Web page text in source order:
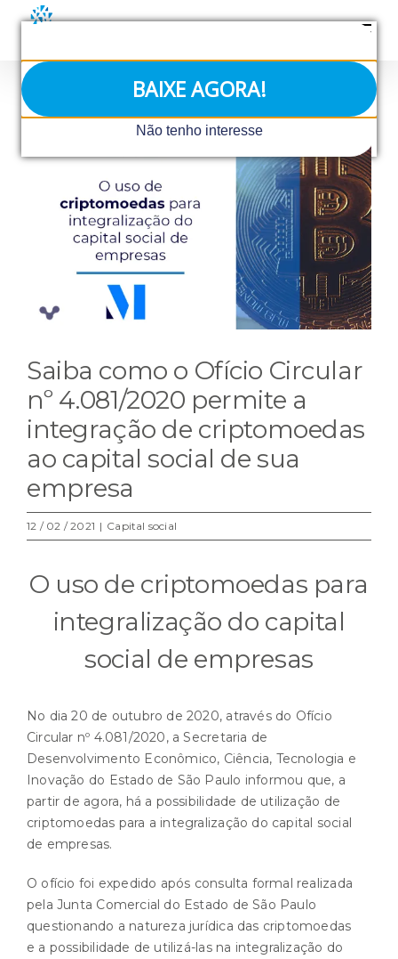
BAIXE AGORA!
Não tenho interesse
conteúdo
View
Image
Saiba como o Ofício Circular
nº 4.081/2020 permite a
integração de criptomoedas
ao capital social de sua
empresa
12 / 02 / 2021 | Capital social
O uso de criptomoedas para
integralização do capital
social de empresas
No dia 20 de outubro de 2020, através do Ofício
Circular nº 4.081/2020, a Secretaria de
Desenvolvimento Econômico, Ciência, Tecnologia e
Inovação do Estado de São Paulo informou que, a
partir de agora, há a possibilidade de utilização de
criptomoedas para a integralização do capital social
de empresas.
O ofício foi expedido após consulta formal realizada
pela Junta Comercial do Estado de São Paulo
questionando a natureza jurídica das criptomoedas
e a possibilidade de utilizá-las na integralização do